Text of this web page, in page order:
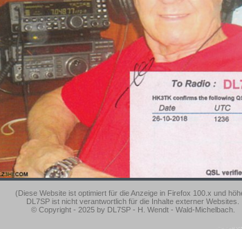
(Diese Website ist optimiert für die Anzeige in Firefox 100.x und
DL7SP ist nicht verantwortlich für die Inhalte externer Websites.
© Copyright - 2025 by DL7SP - H. Wendt - Wald-Michelbach.